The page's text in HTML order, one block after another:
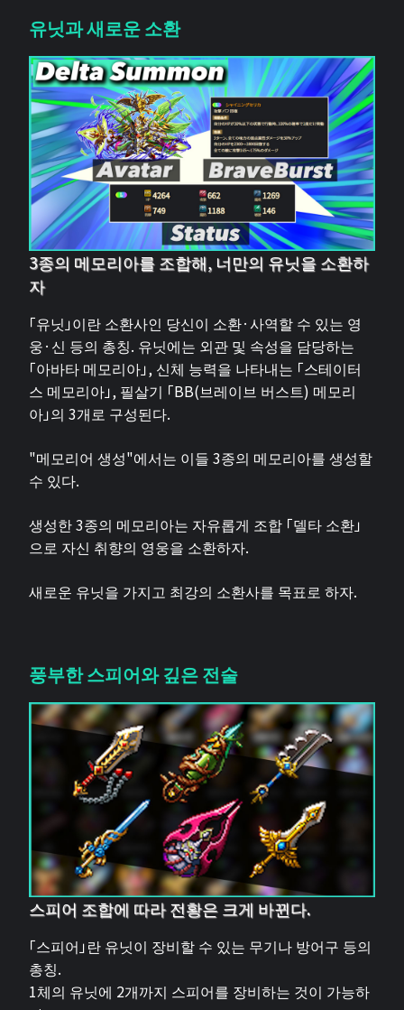
유닛과 새로운 소환
3종의 메모리아를 조합해, 너만의 유닛을 소환하
자
「유닛」이란 소환사인 당신이 소환·사역할 수 있는 영
웅·신 등의 총칭. 유닛에는 외관 및 속성을 담당하는
「아바타 메모리아」, 신체 능력을 나타내는 「스테이터
스 메모리아」, 필살기 「BB(브레이브 버스트) 메모리
아」의 3개로 구성된다.
"메모리어 생성"에서는 이들 3종의 메모리아를 생성할
수 있다.
생성한 3종의 메모리아는 자유롭게 조합 「델타 소환」
으로 자신 취향의 영웅을 소환하자.
새로운 유닛을 가지고 최강의 소환사를 목표로 하자.
풍부한 스피어와 깊은 전술
스피어 조합에 따라 전황은 크게 바뀐다.
「스피어」란 유닛이 장비할 수 있는 무기나 방어구 등의
총칭.
1체의 유닛에 2개까지 스피어를 장비하는 것이 가능하